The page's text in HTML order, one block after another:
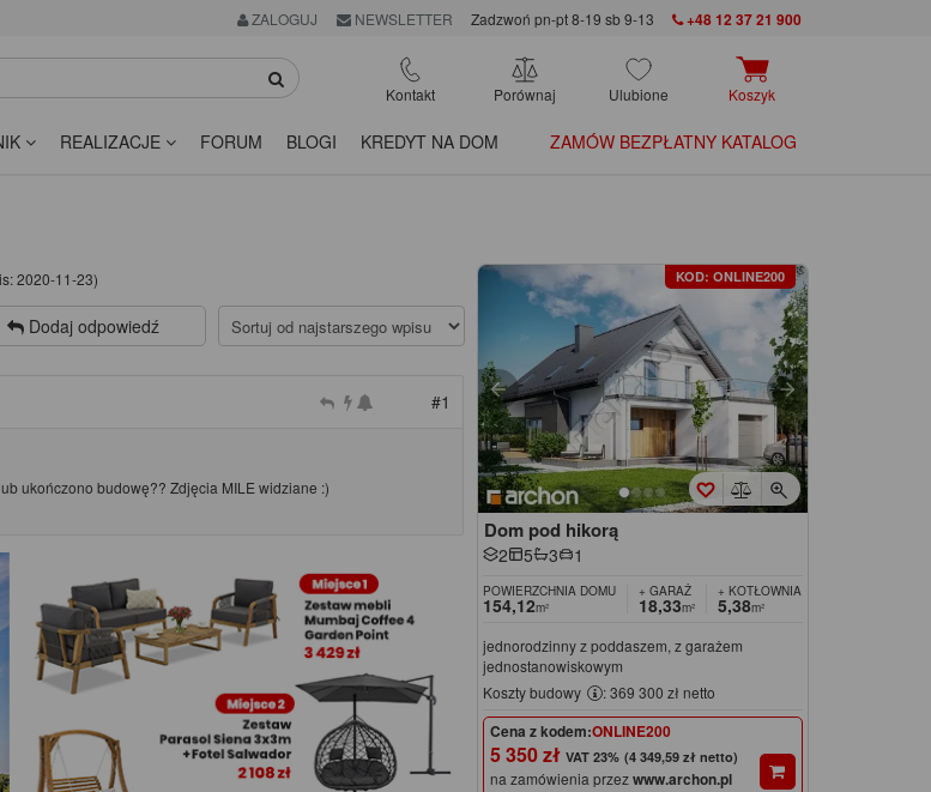
ZALOGUJ NEWSLETTER Zadzwoń pn-pt 8-19 sb 9-13 +48 12 37 21 900
Kontakt Porównaj Ulubione Koszyk
REALIZACJE FORUM BLOGI KREDYT NA DOM ZAMÓW BEZPŁATNY KATALOG
2020-11-23)
Dodaj odpowiedź
#1
ukończono budowę?? Zdjęcia MILE widziane :)
KOD: ONLINE200
Dom pod hikorą
2 5 3 1
POWIERZCHNIA DOMU
154,12m²
+ GARAŻ
18,33m²
+ KOTŁOWNIA
5,38m²
jednorodzinny z poddaszem, z garażem
jednostanowiskowym
Koszty budowy
: 369 300 zł netto
Cena z kodem:ONLINE200
5 350 zł (4 349,59 zł netto)
na zamówienia przezwww.archon.pl